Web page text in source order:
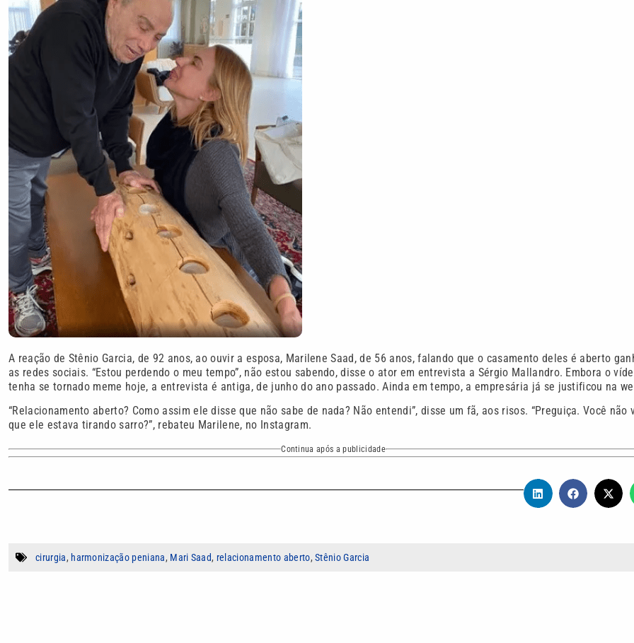
A reação de Stênio Garcia, de 92 anos, ao ouvir a esposa, Marilene Saad, de 56 anos, falando que o casamento deles é aberto
as redes sociais. “Estou perdendo o meu tempo”, não estou sabendo, disse o ator em entrevista a Sérgio Mallandro. Embora o
tenha se tornado meme hoje, a entrevista é antiga, de junho do ano passado. Ainda em tempo, a empresária já se justificou na
“Relacionamento aberto? Como assim ele disse que não sabe de nada? Não entendi”, disse um fã, aos risos. “Preguiça. Você não
que ele estava tirando sarro?”, rebateu Marilene, no Instagram.
Continua após a publicidade
cirurgia, harmonização peniana, Mari Saad, relacionamento aberto,Stênio Garcia